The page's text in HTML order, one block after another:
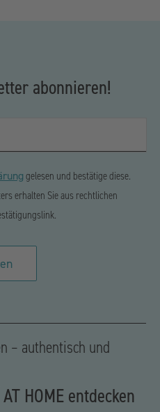
abonnieren!
gelesen und bestätige diese.
erhalten Sie aus rechtlichen
– authentisch und
HOME entdecken